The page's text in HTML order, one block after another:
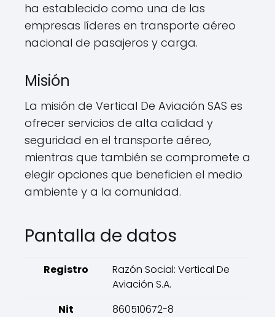
ha establecido como una de las
empresas líderes en transporte aéreo
nacional de pasajeros y carga.
Misión
La misión de Vertical De Aviación SAS es
ofrecer servicios de alta calidad y
seguridad en el transporte aéreo,
mientras que también se compromete a
elegir opciones que beneficien el medio
ambiente y a la comunidad.
Pantalla de datos
Registro
Razón Social: Vertical De
Aviación S.A.
Nit
860510672-8